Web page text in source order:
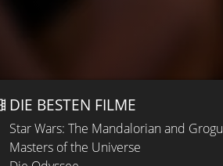
DIE BESTEN FILME
Star Wars: The Mandalorian and Grogu
Masters of the Universe